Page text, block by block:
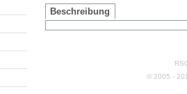
Beschreibung
© 2005 -